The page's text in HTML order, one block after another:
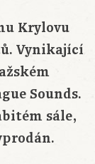
Krylovu
Vynikající
Sounds.
sále,